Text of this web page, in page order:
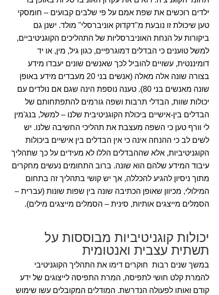
ילדים רוכשים את שפת אמם על פי שלבים קבועים – חומסקי
טען שיכולת זו נובעת מ"דקדוק אוניברסלי" מולד. ישנן גם
ביקורות על הנחת האוניברסליות של התהליכים הקוגניטיביים,
למשל טוענים כי הבדלים דמוגרפיים, כגון גיל, מין, או יד
דומיננטית, עשויים להוביל לכך שאנשים שונים יעבדו מידע
בצורה שונה אלה מאלה (אנשים בני 20 מעבדים מידע באופן
שונה מאנשים בני 80). טענה נוספת הינה שגם אם נולדים עם
יכולות שוות, הבדלי תרבות ושפה גורמים להתפתחותם של
הבדלים בין-אישיים ביכולת הקוגניטיבית שלנו – למשל, בנג'מין
לי וורף טען כי השפה מעצבת את תהליכי החשיבה שלנו. יש
לשים לב כי ההנחה אינה כי אין הבדלים בין אישיים ביכולות
הקוגניטיביות, אלא שההבדלים הללו לא מעידים על כך שתהליך
עיבוד המידע שלהם הוא שונה. ברוב התחומים נעשים מחקרים
מתוך ניסיון להגיע להכללה, אך יש קושי בתהליך זה בתחום
המילולי, מכיוון שאופן הכתיבה שונה בין שפות שונות (עברית –
הסמלים מייצגים אותיות, סינית – הסמלים מייצגים מילים).
יכולות קוגניטיביות מבוססות על
תשתית עצבית ואנטומית
במשך שנים רבות חוקרים דימו את התהליך הקוגניטיבי
להמרת קלט חושי לתפיסה, המרת התפיסה לייצוגים של ידע
קודם ואותו לפעולה הנדרשת. המודלים המקובלים עשו שימוש